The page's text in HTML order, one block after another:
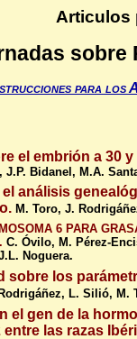
Articulos
para los
el embrión a 30
J.P. Bidanel, M.A.
análisis
M. Toro, J.
6 PARA
C. Óvilo, M. Pérez-
Noguera.
sobre los
L. Silió, M.
el gen de la
las razas